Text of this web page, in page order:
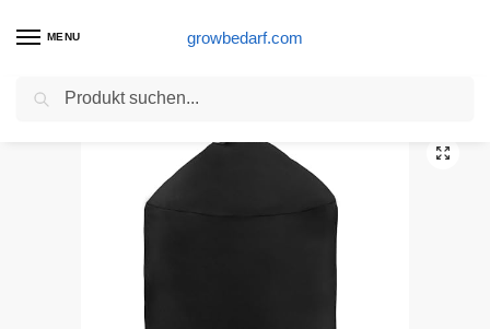
MENU growbedarf.com
Start Smokergrill Produkte